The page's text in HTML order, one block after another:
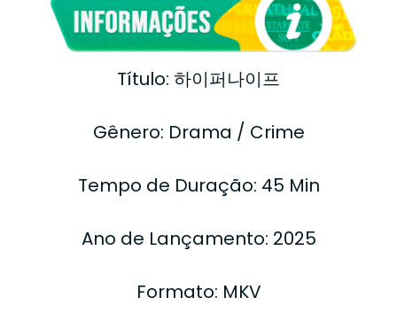
Título: 하이퍼나이프
Gênero: Drama / Crime
Tempo de Duração: 45 Min
Ano de Lançamento: 2025
Formato: MKV